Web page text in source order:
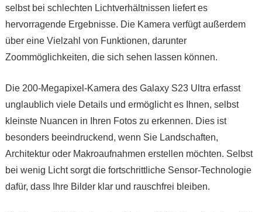
selbst bei schlechten Lichtverhältnissen liefert es
hervorragende Ergebnisse. Die Kamera verfügt außerdem
über eine Vielzahl von Funktionen, darunter
Zoommöglichkeiten, die sich sehen lassen können.
Die 200-Megapixel-Kamera des Galaxy S23 Ultra erfasst
unglaublich viele Details und ermöglicht es Ihnen, selbst
kleinste Nuancen in Ihren Fotos zu erkennen. Dies ist
besonders beeindruckend, wenn Sie Landschaften,
Architektur oder Makroaufnahmen erstellen möchten. Selbst
bei wenig Licht sorgt die fortschrittliche Sensor-Technologie
dafür, dass Ihre Bilder klar und rauschfrei bleiben.